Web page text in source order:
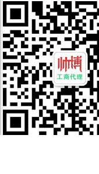
“小二郎学堂”互联网+文
【二郎清洁公司二郎开荒
二郎巴国城巴国城服务中
重庆九龙坡二郎装修开荒
重庆巴国城二郎九龙坡区
二郎,二郎保险柜,二郎汽车
重庆二郎股票开户二郎证
二郎,,二郎修换芯-久久信息
靠谱二郎区域值得期待的
日本“寿司之”小野二郎公
【重庆二郎附近换芯公司】